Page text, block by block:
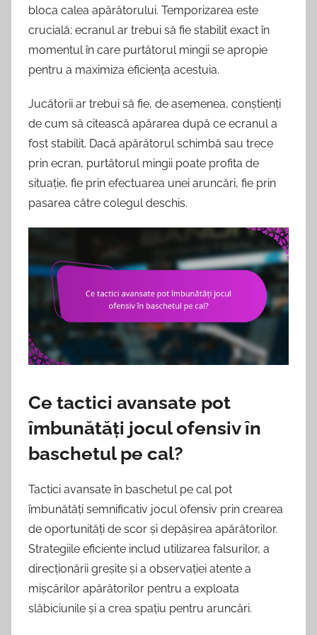
bloca calea apărătorului. Temporizarea este
crucială; ecranul ar trebui să fie stabilit exact în
momentul în care purtătorul mingii se apropie
pentru a maximiza eficiența acestuia.
Jucătorii ar trebui să fie, de asemenea, conștienți
de cum să citească apărarea după ce ecranul a
fost stabilit. Dacă apărătorul schimbă sau trece
prin ecran, purtătorul mingii poate profita de
situație, fie prin efectuarea unei aruncări, fie prin
pasarea către colegul deschis.
Ce tactici avansate pot
îmbunătăți jocul ofensiv în
baschetul pe cal?
Tactici avansate în baschetul pe cal pot
îmbunătăți semnificativ jocul ofensiv prin crearea
de oportunități de scor și depășirea apărătorilor.
Strategiile eficiente includ utilizarea falsurilor, a
direcționării greșite și a observației atente a
mișcărilor apărătorilor pentru a exploata
slăbiciunile și a crea spațiu pentru aruncări.